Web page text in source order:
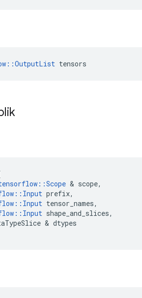
tensors
::Scope & scope,
:: Input prefix,
:: Input tensor_names,
:: Input shape_and_slices,
& dtypes